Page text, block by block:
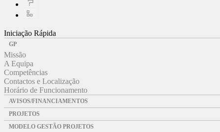
Iniciação Rápida
GP
Missão
A Equipa
Competências
Contactos e Localização
Horário de Funcionamento
AVISOS/FINANCIAMENTOS
PROJETOS
MODELO GESTÃO PROJETOS